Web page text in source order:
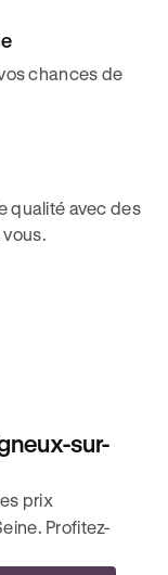
chances de
qualité avec des
sur-
prix
Profitez-